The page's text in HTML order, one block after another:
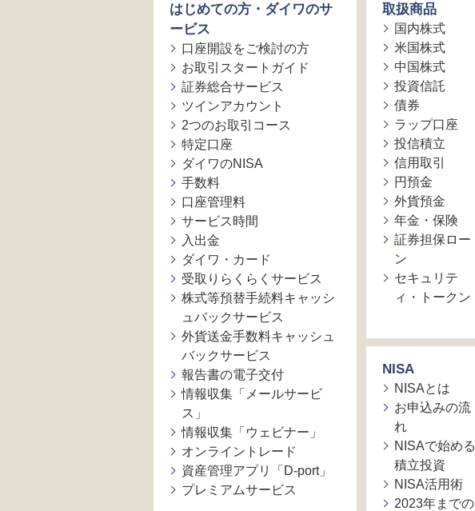
はじめての方・ダイワのサ
ービス
口座開設をご検討の方
お取引スタートガイド
証券総合サービス
ツインアカウント
2つのお取引コース
特定口座
ダイワのNISA
手数料
口座管理料
サービス時間
入出金
ダイワ・カード
受取りらくらくサービス
株式等預替手続料キャッシ
ュバックサービス
外貨送金手数料キャッシュ
バックサービス
報告書の電子交付
情報収集「メールサービ
ス」
情報収集「ウェビナー」
オンライントレード
資産管理アプリ「D-port」
プレミアムサービス
取扱商品
国内株式
米国株式
中国株式
投資信託
債券
ラップ口座
投信積立
信用取引
円預金
外貨預金
年金・保険
証券担保ロー
ン
セキュリテ
ィ・トークン
NISA
NISAとは
お申込みの流
れ
NISAで始める
積立投資
NISA活用術
2023年までの